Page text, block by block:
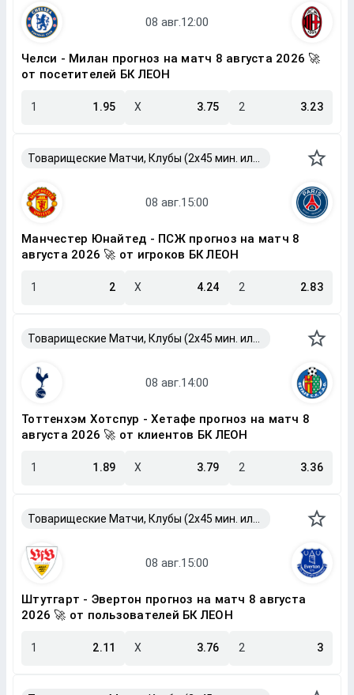
Челси - Милан прогноз на матч 8 августа 2026 🚀
от посетителей БК ЛЕОН
1 1.95 X 3.75 2 3.23
Манчестер Юнайтед - ПСЖ прогноз на матч 8
августа 2026 🚀 от игроков БК ЛЕОН
1 2 X 4.24 2 2.83
Тоттенхэм Хотспур - Хетафе прогноз на матч 8
августа 2026 🚀 от клиентов БК ЛЕОН
1 1.89 X 3.79 2 3.36
Штутгарт - Эвертон прогноз на матч 8 августа
2026 🚀 от пользователей БК ЛЕОН
1 2.11 X 3.76 2 3